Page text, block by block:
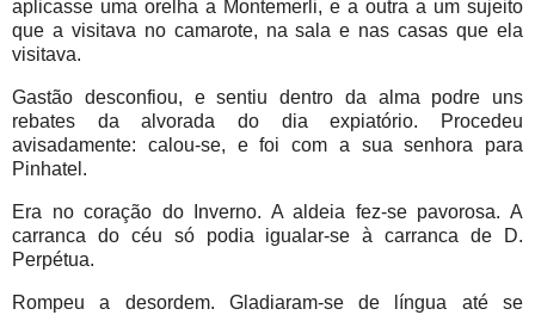
aplicasse uma orelha a Montemerli, e a outra a um sujeito
que a visitava no camarote, na sala e nas casas que ela
visitava.
Gastão desconfiou, e sentiu dentro da alma podre uns
rebates da alvorada do dia expiatório. Procedeu
avisadamente: calou-se, e foi com a sua senhora para
Pinhatel.
Era no coração do Inverno. A aldeia fez-se pavorosa. A
carranca do céu só podia igualar-se à carranca de D.
Perpétua.
Rompeu a desordem. Gladiaram-se de língua até se